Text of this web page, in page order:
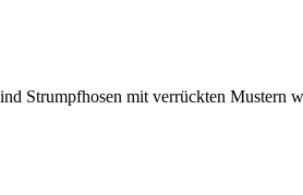
Strumpfhosen mit verrückten Mustern